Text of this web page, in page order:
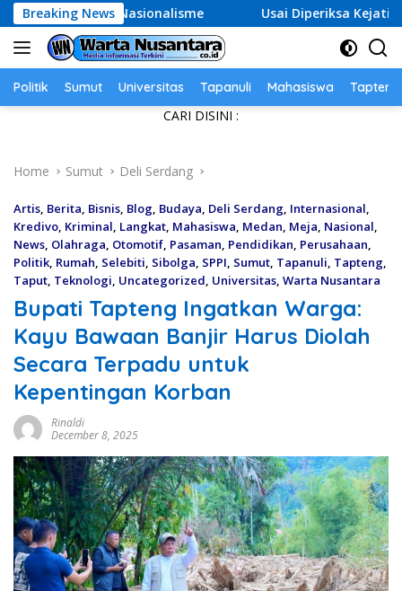
Skip
to
content
Breaking News
Nasionalisme Usai Diperiksa Kejati DKI, Entjik S.
Politik Sumut Universitas Tapanuli Mahasiswa Tapteng
CARI DISINI :
Home Sumut Deli Serdang
Artis, Berita, Bisnis, Blog, Budaya, Deli Serdang, Internasional,
Kredivo, Kriminal, Langkat, Mahasiswa, Medan, Meja, Nasional,
News, Olahraga, Otomotif, Pasaman, Pendidikan, Perusahaan,
Politik, Rumah, Selebiti, Sibolga, SPPI, Sumut, Tapanuli, Tapteng,
Taput, Teknologi, Uncategorized, Universitas, Warta Nusantara
Bupati Tapteng Ingatkan Warga:
Kayu Bawaan Banjir Harus Diolah
Secara Terpadu untuk
Kepentingan Korban
Rinaldi
December 8, 2025